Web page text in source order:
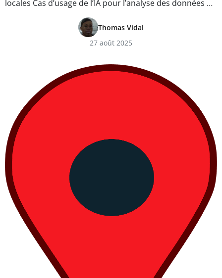
locales Cas d’usage de l’IA pour l’analyse des données …
Thomas Vidal
27 août 2025